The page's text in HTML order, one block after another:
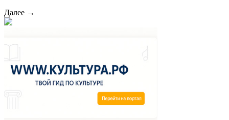
Далее →